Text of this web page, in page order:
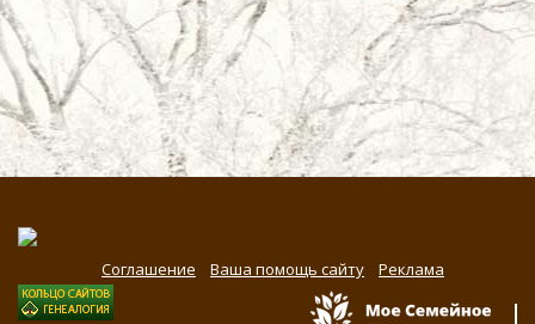
Соглашение Ваша помощь сайту Реклама